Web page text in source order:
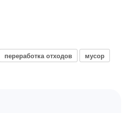
переработка отходов
мусор